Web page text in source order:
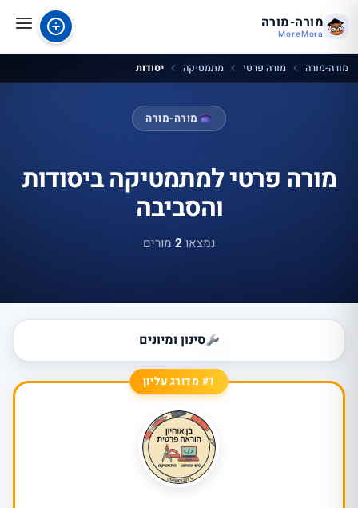
מורה-מורה
MoreMora
מורה-מורה מורה פרטי מתמטיקה יסודות
מורה-מורה
מורה פרטי למתמטיקה ביסודות
והסביבה
נמצאו2 מורים
סינון ומיונים
#1 מדורג עליון